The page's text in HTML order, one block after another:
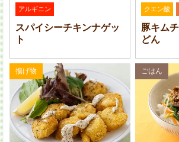
トマトは 7 mm 角に、紫玉ねぎはみ
りと黒オリーブは 5 mm 角に切る。
を加えて和え、塩・こしょうで味を
アルギニン
スパイシーチキンナゲッ
ト
クエン酸
豚キム
どん
揚げ物 ごはん